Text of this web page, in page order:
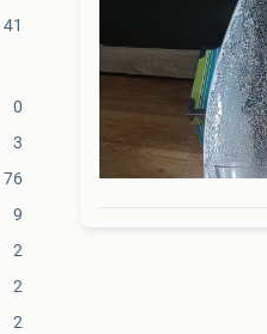
41
0
3
76
9
2
2
2